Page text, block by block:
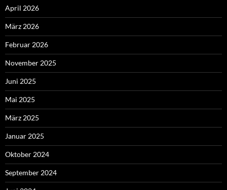
April 2026
März 2026
Februar 2026
November 2025
Juni 2025
Mai 2025
März 2025
Januar 2025
Oktober 2024
September 2024